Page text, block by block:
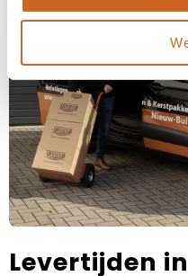
Levertijden